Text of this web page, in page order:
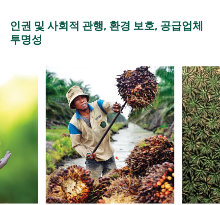
인권 및 사회적 관행, 환경 보호, 공급업체
투명성